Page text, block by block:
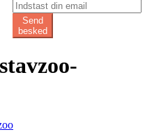
Send
besked